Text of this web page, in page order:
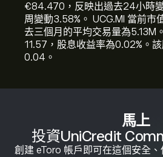
馬上
投資UniCredit
創建 eToro 帳戶即可在這個安全
€‎84.470，反映出過去24小時
周變動‎3.58‎%。 UCG.MI 當前
去三個月的平均交易量為5.13M
11.57，股息收益率為0.02%。
0.04。